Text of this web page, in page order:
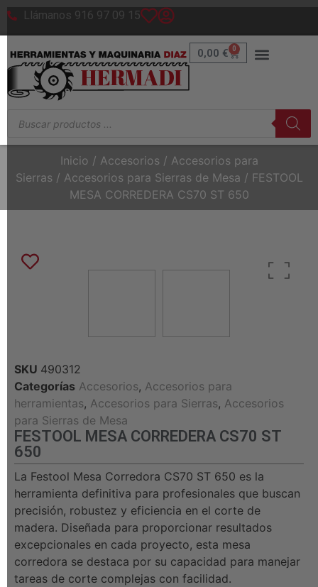
Llámanos 916 97 09 15
0,00 € 0
Inicio / Accesorios / Accesorios para
Sierras / Accesorios para Sierras de Mesa / FESTOOL
MESA CORREDERA CS70 ST 650
SKU 490312
Categorías Accesorios, Accesorios para
herramientas, Accesorios para Sierras, Accesorios
para Sierras de Mesa
FESTOOL MESA CORREDERA CS70 ST
650
La Festool Mesa Corredora CS70 ST 650 es la
herramienta definitiva para profesionales que buscan
precisión, robustez y eficiencia en el corte de
madera. Diseñada para proporcionar resultados
excepcionales en cada proyecto, esta mesa
corredora se destaca por su capacidad para manejar
tareas de corte complejas con facilidad.